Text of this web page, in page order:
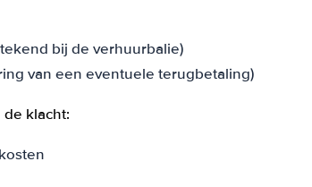
bij de verhuurbalie)
van een eventuele terugbetaling)
de klacht: